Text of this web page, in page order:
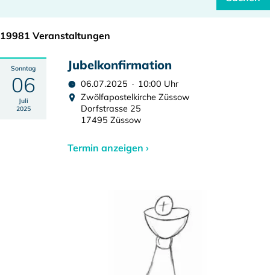
19981 Veranstaltungen
Sonntag
06
Juli
2025
Jubelkonfirmation
06.07.2025 · 10:00 Uhr
Zwölfapostelkirche Züssow
Dorfstrasse 25
17495 Züssow
Termin anzeigen ›